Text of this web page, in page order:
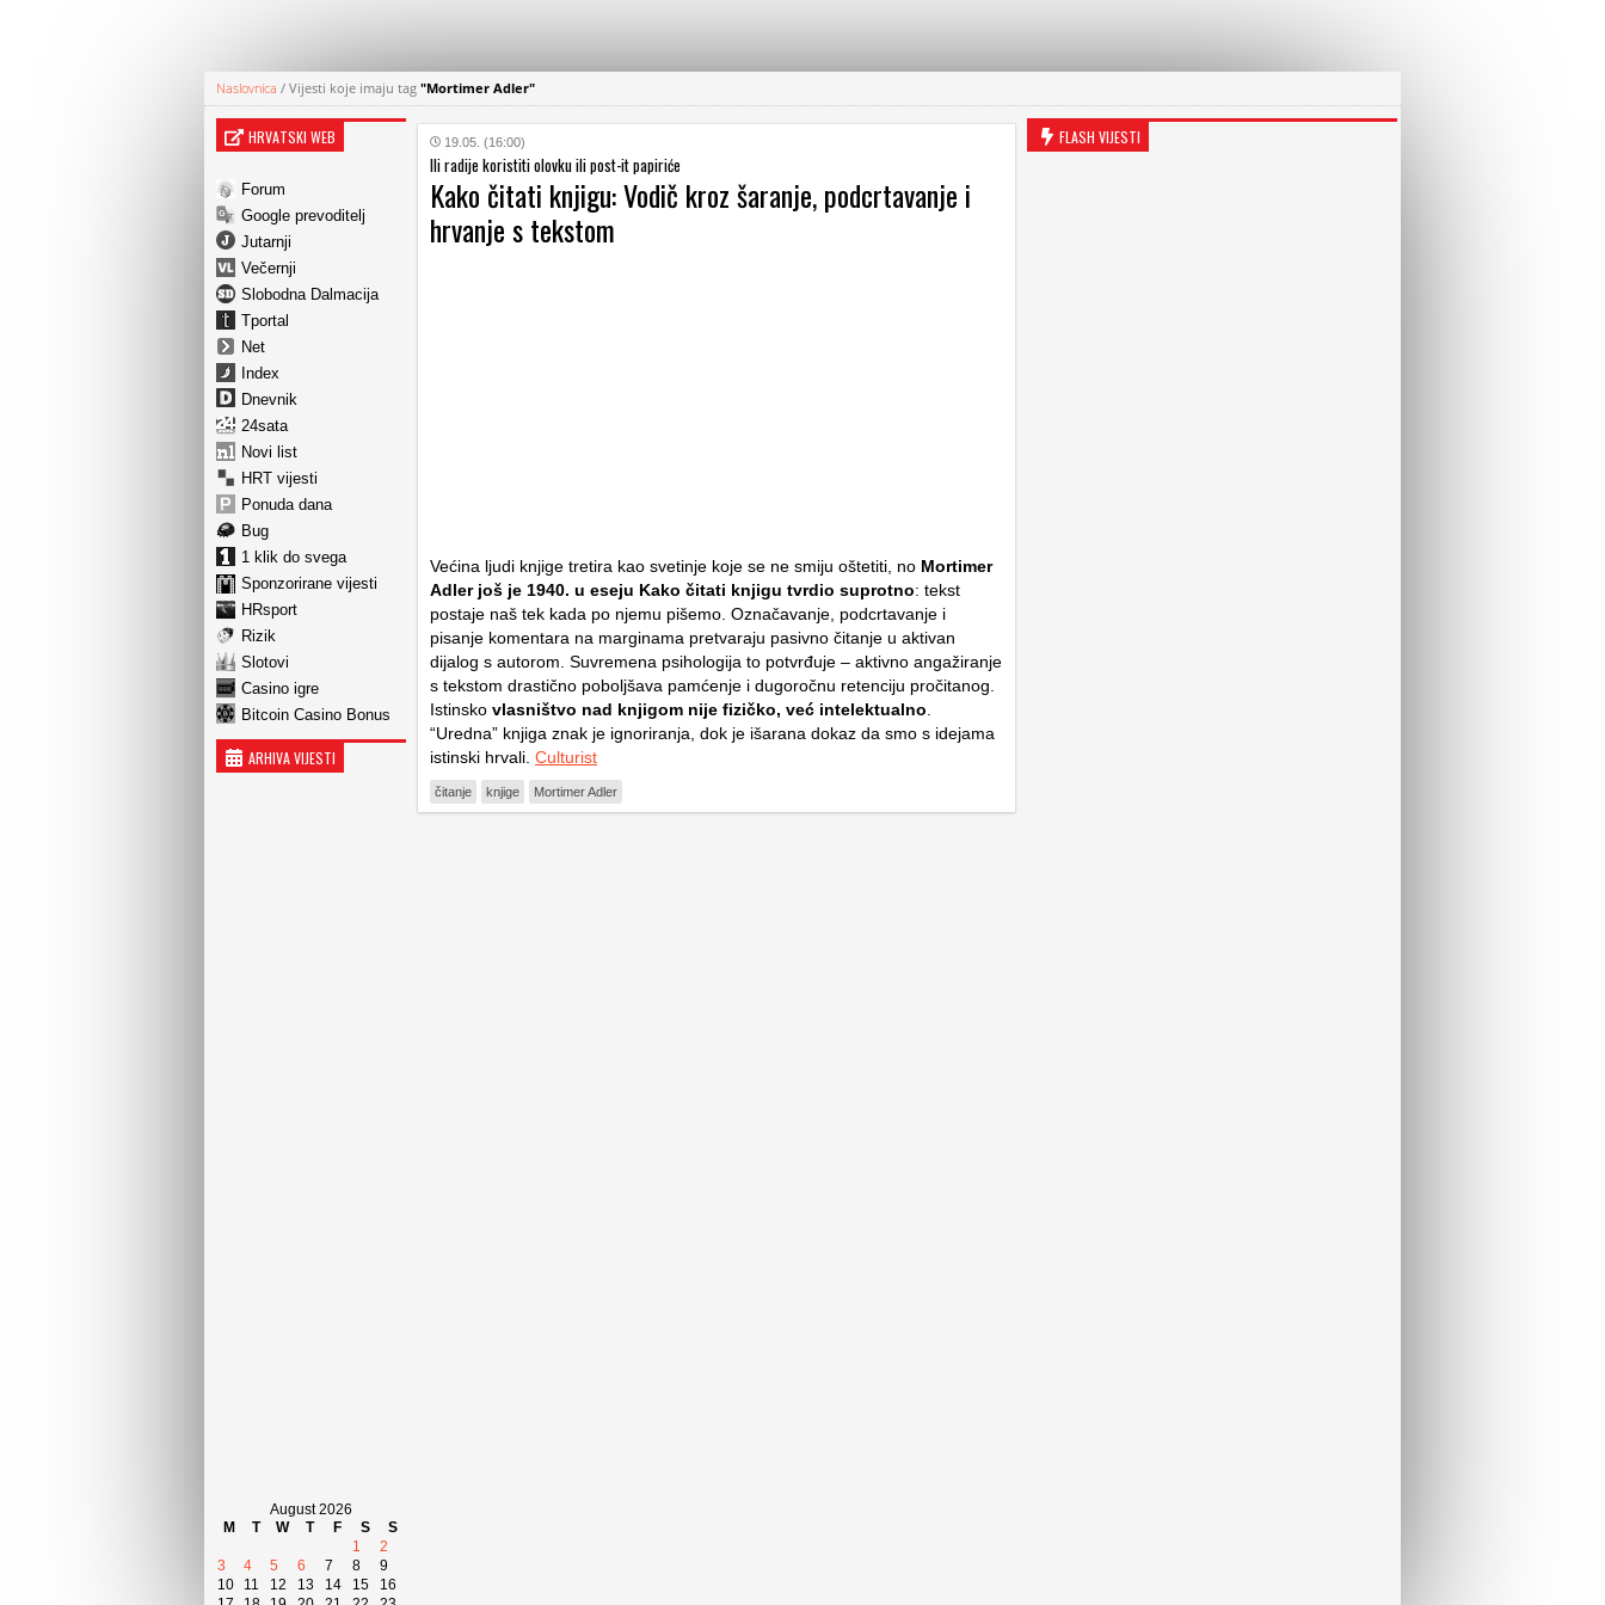
Naslovnica / Vijesti koje imaju tag "Mortimer Adler"
HRVATSKI WEB
Forum
Google prevoditelj
Jutarnji
Večernji
Slobodna Dalmacija
Tportal
Net
Index
Dnevnik
24sata
Novi list
HRT vijesti
Ponuda dana
Bug
1 klik do svega
Sponzorirane vijesti
HRsport
Rizik
Slotovi
Casino igre
Bitcoin Casino Bonus
ARHIVA VIJESTI
August 2026
M
T W T F S
S
1
2
3
4 5 6 7 8
9
10
11 12 13 14 15
16
19.05. (16:00)
Ili radije koristiti olovku ili post-it papiriće
Kako čitati knjigu: Vodič kroz šaranje, podcrtavanje i
hrvanje s tekstom
Većina ljudi knjige tretira kao svetinje koje se ne smiju oštetiti, no Mortimer
Adler još je 1940. u eseju Kako čitati knjigu tvrdio suprotno: tekst
postaje naš tek kada po njemu pišemo. Označavanje, podcrtavanje i
pisanje komentara na marginama pretvaraju pasivno čitanje u aktivan
dijalog s autorom. Suvremena psihologija to potvrđuje – aktivno angažiranje
s tekstom drastično poboljšava pamćenje i dugoročnu retenciju pročitanog.
Istinsko vlasništvo nad knjigom nije fizičko, već intelektualno
“Uredna” knjiga znak je ignoriranja, dok je išarana dokaz da smo s idejama
istinski hrvali. Culturist
čitanje knjige Mortimer Adler
FLASH VIJESTI